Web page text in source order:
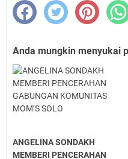
Anda mungkin menyukai
ANGELINA SONDAKH
MEMBERI PENCERAHAN